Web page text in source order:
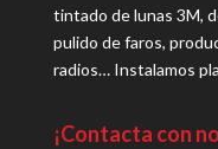
tintado de lunas 3M,
pulido de faros,
radios… Instalamos
¡Contacta con